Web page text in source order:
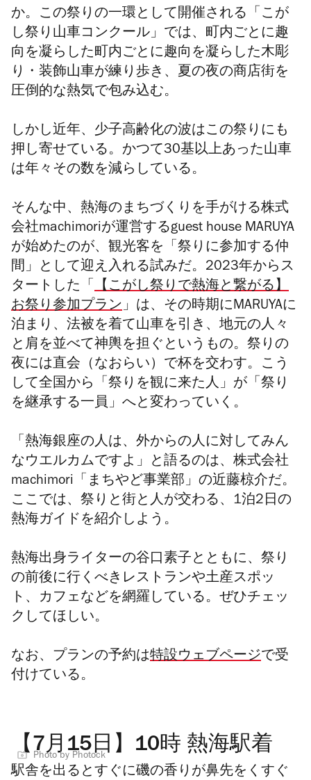
か。この祭りの一環として開催される「 こが
し祭り山車コンクール」では、町内ごとに趣
向を凝らした町内ごとに趣向を凝らした木彫
り・装飾山車が練り歩き、夏の夜の商店街を
圧倒的な熱気で包み込む。
しかし近年、少子高齢化の波はこの祭りにも
押し寄せている。かつて30基以上あった山車
は年々その数を減らしている。
そんな中、熱海のまちづくりを手がける株式
会社machimoriが運営するguest house MARUYA
が始めたのが、観光客を「祭りに参加する仲
間」として迎え入れる試みだ。2023年からス
タートした「 【こがし祭りで熱海と繋がる】
お祭り参加プラン」は、その時期にMARUYAに
泊まり、法被を着て山車を引き、地元の人々
と肩を並べて神輿を担ぐというもの。祭りの
夜には直会（なおらい）で杯を交わす。こう
して全国から「祭りを観に来た人」が「祭り
を継承する一員」へと変わっていく。
「熱海銀座の人は、外からの人に対して みん
なウエルカムですよ」と語るのは、株式会社
machimori「まちやど事業部」の近藤椋介だ。
ここでは、祭りと街と人が交わる、1泊2日の
熱海ガイドを紹介しよう。
熱海出身ライターの谷口素子とともに、祭り
の前後に行くべきレストランや土産スポッ
ト、カフェなどを網羅している。ぜひチェッ
クしてほしい。
なお、プランの予約は特設ウェブページで受
付けている。
【7月15日】10時 熱海駅着
Photo by Photock
駅舎を出るとすぐに磯の香りが鼻先をくすぐ